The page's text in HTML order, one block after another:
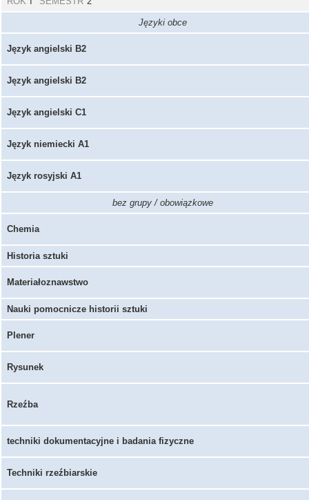
Języki obce
Język angielski B2
Język angielski B2
Język angielski C1
Język niemiecki A1
Język rosyjski A1
bez grupy / obowiązkowe
Chemia
Historia sztuki
Materiałoznawstwo
Nauki pomocnicze historii sztuki
Plener
Rysunek
Rzeźba
techniki dokumentacyjne i badania fizyczne
Techniki rzeźbiarskie